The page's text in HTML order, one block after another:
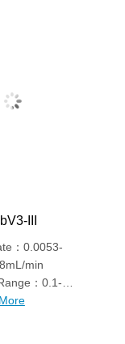
III
：0.0053-
min
：0.1-
More